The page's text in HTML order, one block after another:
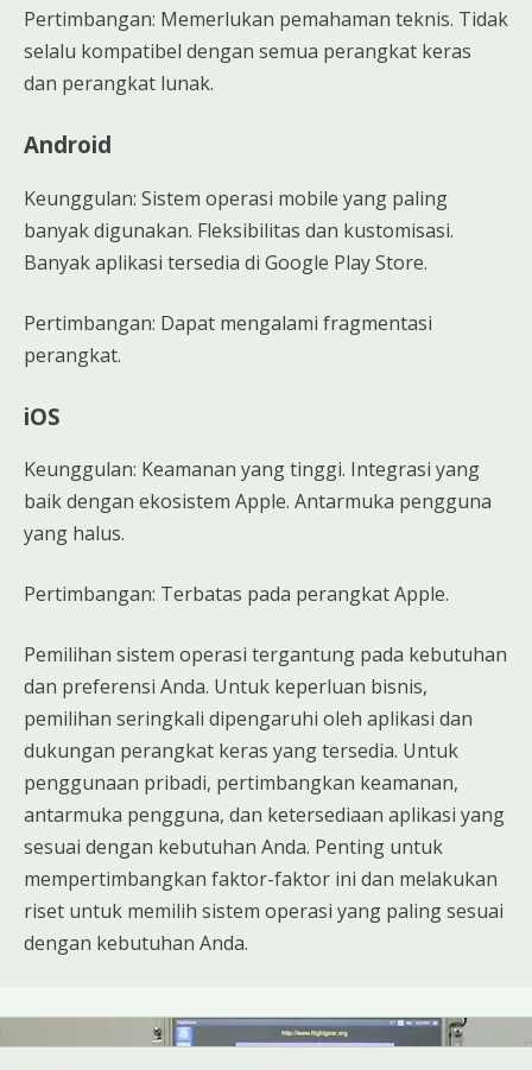
Pertimbangan: Memerlukan pemahaman teknis. Tidak
selalu kompatibel dengan semua perangkat keras
dan perangkat lunak.
Android
Keunggulan: Sistem operasi mobile yang paling
banyak digunakan. Fleksibilitas dan kustomisasi.
Banyak aplikasi tersedia di Google Play Store.
Pertimbangan: Dapat mengalami fragmentasi
perangkat.
iOS
Keunggulan: Keamanan yang tinggi. Integrasi yang
baik dengan ekosistem Apple. Antarmuka pengguna
yang halus.
Pertimbangan: Terbatas pada perangkat Apple.
Pemilihan sistem operasi tergantung pada kebutuhan
dan preferensi Anda. Untuk keperluan bisnis,
pemilihan seringkali dipengaruhi oleh aplikasi dan
dukungan perangkat keras yang tersedia. Untuk
penggunaan pribadi, pertimbangkan keamanan,
antarmuka pengguna, dan ketersediaan aplikasi yang
sesuai dengan kebutuhan Anda. Penting untuk
mempertimbangkan faktor-faktor ini dan melakukan
riset untuk memilih sistem operasi yang paling sesuai
dengan kebutuhan Anda.